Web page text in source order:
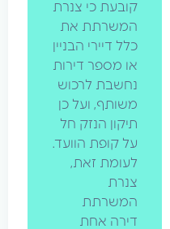
כי צנרת
את
דיירי הבניין
מספר דירות
לרכוש
ועל כן
הנזק חל
קופת הוועד.
זאת,
אחת